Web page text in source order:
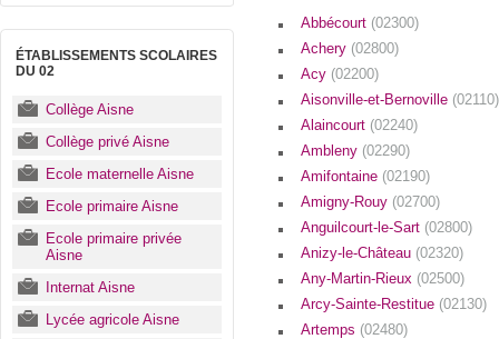
ÉTABLISSEMENTS SCOLAIRES
DU 02
Collège Aisne
Collège privé Aisne
Ecole maternelle Aisne
Ecole primaire Aisne
Ecole primaire privée
Aisne
Internat Aisne
Lycée agricole Aisne
Abbécourt (02300)
Achery (02800)
Acy (02200)
Aisonville-et-Bernoville (02110)
Alaincourt (02240)
Ambleny (02290)
Amifontaine (02190)
Amigny-Rouy (02700)
Anguilcourt-le-Sart (02800)
Anizy-le-Château (02320)
Any-Martin-Rieux (02500)
Arcy-Sainte-Restitue (02130)
Artemps (02480)